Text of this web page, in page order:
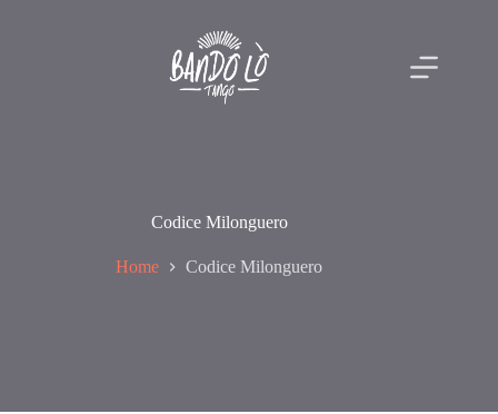
Codice Milonguero
Home Codice Milonguero